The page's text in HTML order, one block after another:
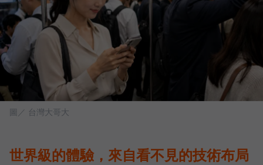
圖／ 台灣大哥大
世界級的體驗，來自看不見的技術布局